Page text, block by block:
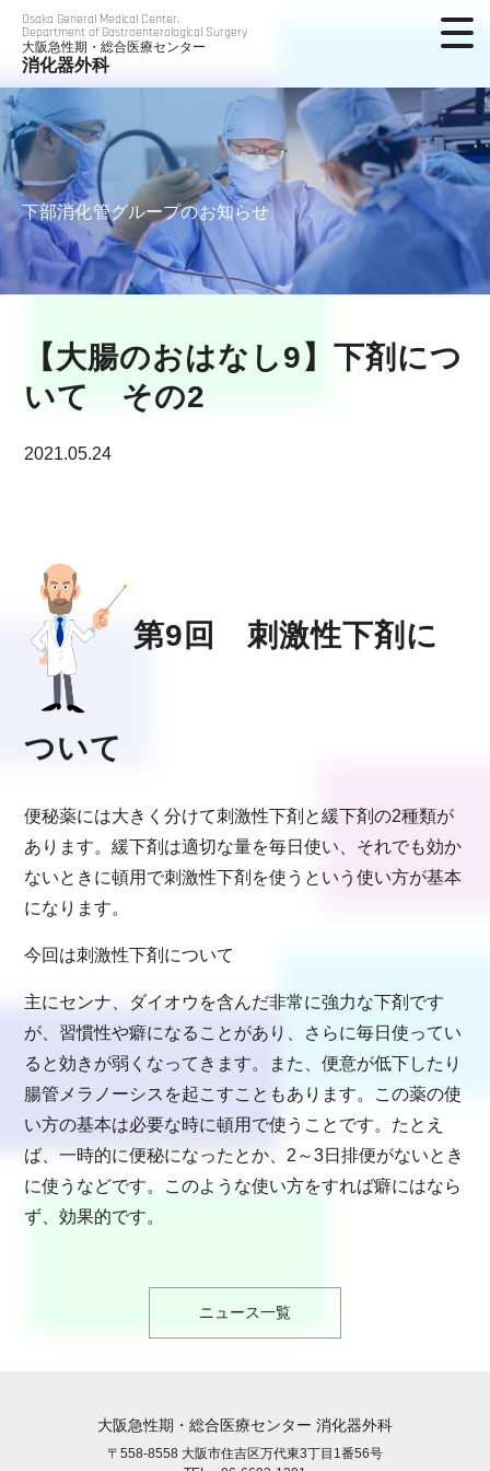
Osaka General Medical Center,
Department of Gastroenterological Surgery
大阪急性期・総合医療センター
消化器外科
下部消化管グループのお知らせ
【大腸のおはなし9】下剤につ
いて その2
2021.05.24
第9回 刺激性下剤に
ついて
便秘薬には大きく分けて刺激性下剤と緩下剤の2種類が
あります。緩下剤は適切な量を毎日使い、それでも効か
ないときに頓用で刺激性下剤を使うという使い方が基本
になります。
今回は刺激性下剤について
主にセンナ、ダイオウを含んだ非常に強力な下剤です
が、習慣性や癖になることがあり、さらに毎日使ってい
ると効きが弱くなってきます。また、便意が低下したり
腸管メラノーシスを起こすこともあります。この薬の使
い方の基本は必要な時に頓用で使うことです。たとえ
ば、一時的に便秘になったとか、2～3日排便がないとき
に使うなどです。このような使い方をすれば癖にはなら
ず、効果的です。
ニュース一覧
大阪急性期・総合医療センター 消化器外科
〒558-8558 大阪市住吉区万代東3丁目1番56号